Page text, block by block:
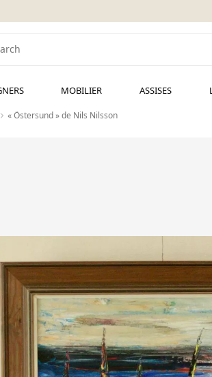
MOBILIER ASSISES
« Östersund » de Nils Nilsson